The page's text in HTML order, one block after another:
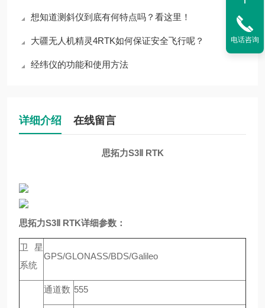
想知道测斜仪到底有何特点吗？看这里！
大疆无人机精灵4RTK如何保证安全飞行呢？
经纬仪的功能和使用方法
详细介绍 在线留言
思拓力S3Ⅱ RTK
思拓力S3Ⅱ RTK详细参数：
卫星
系统
GPS/GLONASS/BDS/Galileo
通道数 555
电话咨询